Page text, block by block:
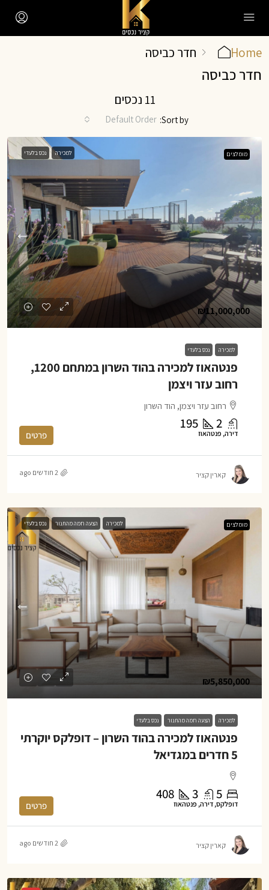
Home חדר כביסה
חדר כביסה
11 נכסים
Sort by:
Default Order
מומלצים למכירה נכס בלעדי
₪11,000,000
למכירה נכס בלעדי
פנטהאוז למכירה בהוד השרון במתחם 1200,
רחוב עזר ויצמן
רחוב עזר ויצמן, הוד השרון
2
195
דירה, פנטהאוז פרטים
קארין קציר 2 חודשים ago
מומלצים למכירה הצעה חמה מהתנור נכס בלעדי
₪5,850,000
למכירה הצעה חמה מהתנור נכס בלעדי
פנטהאוז למכירה בהוד השרון – דופלקס יוקרתי
5 חדרים במגדיאל
5
3
408
דופלקס, דירה, פנטהאוז פרטים
קארין קציר 2 חודשים ago